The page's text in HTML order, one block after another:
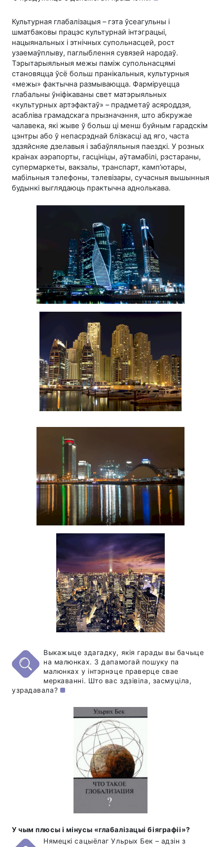
Культурная глабалізацыя – гэта ўсеагульны і
шматбаковы працэс культурнай інтэграцыі,
нацыянальных і этнічных супольнасцей, рост
узаемаўплыву, паглыблення сувязей народаў.
Тэрытарыяльныя межы паміж супольнасцямі
становяцца ўсё больш пранікальныя, культурныя
«межы» фактычна размываюцца. Фарміруецца
глабальны ўніфікаваны свет матэрыяльных
«культурных артэфактаў» – прадметаў асяроддзя,
асабліва грамадскага прызначэння, што абкружае
чалавека, які жыве ў больш ці менш буйным гарадскім
цэнтры або ў непасрэднай блізкасці ад яго, часта
здзяйсняе дзелавыя і забаўляльныя паездкі. У розных
краінах аэрапорты, гасцініцы, аўтамабілі, рэстараны,
супермаркеты, вакзалы, транспарт, камп’ютары,
мабільныя тэлефоны, тэлевізары, сучасныя вышынныя
будынкі выглядаюць практычна аднолькава.
Выкажыце здагадку, якія гарады вы бачыце
на малюнках. З дапамогай пошуку па
малюнках у інтэрнэце праверце свае
меркаванні. Што вас здзівіла, засмуціла,
узрадавала?
У чым плюсы і мінусы «глабалізацыі біяграфіі»?
Нямецкі сацыёлаг Ульрых Бек – адзін з